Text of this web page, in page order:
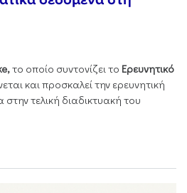
το οποίο συντονίζει το Ερευνητικό
και προσκαλεί την ερευνητική
στην τελική διαδικτυακή του